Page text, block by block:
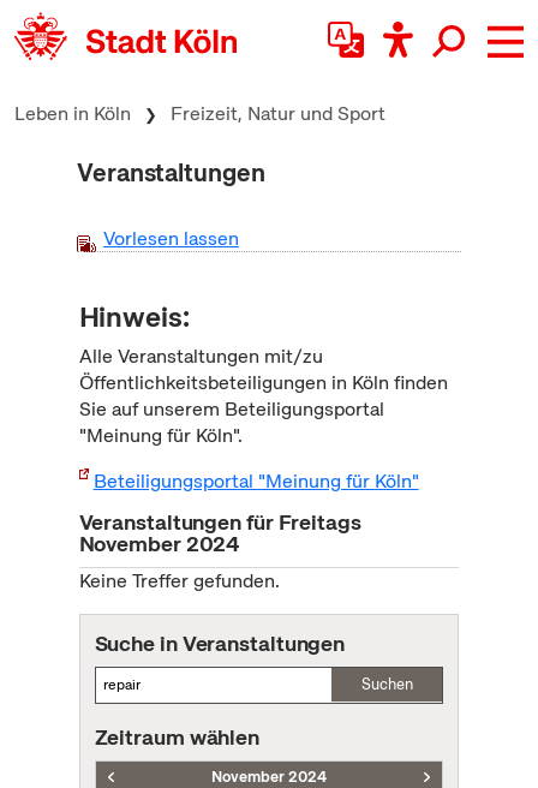
zum Inhalt springen
Leben in Köln Freizeit, Natur und Sport
Veranstaltungen
Vorlesen lassen
Hinweis:
Alle Veranstaltungen mit/zu
Öffentlichkeitsbeteiligungen in Köln finden
Sie auf unserem Beteiligungsportal
"Meinung für Köln".
Beteiligungsportal "Meinung für Köln"
Veranstaltungen für Freitags
November 2024
Keine Treffer gefunden.
Suche in Veranstaltungen
Suchen
Zeitraum wählen
November 2024